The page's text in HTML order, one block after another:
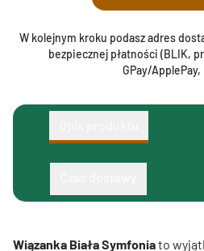
W kolejnym kroku podasz adres
bezpiecznej płatności (BLIK,
GPay/ApplePay,
Wiązanka Biała Symfoniato